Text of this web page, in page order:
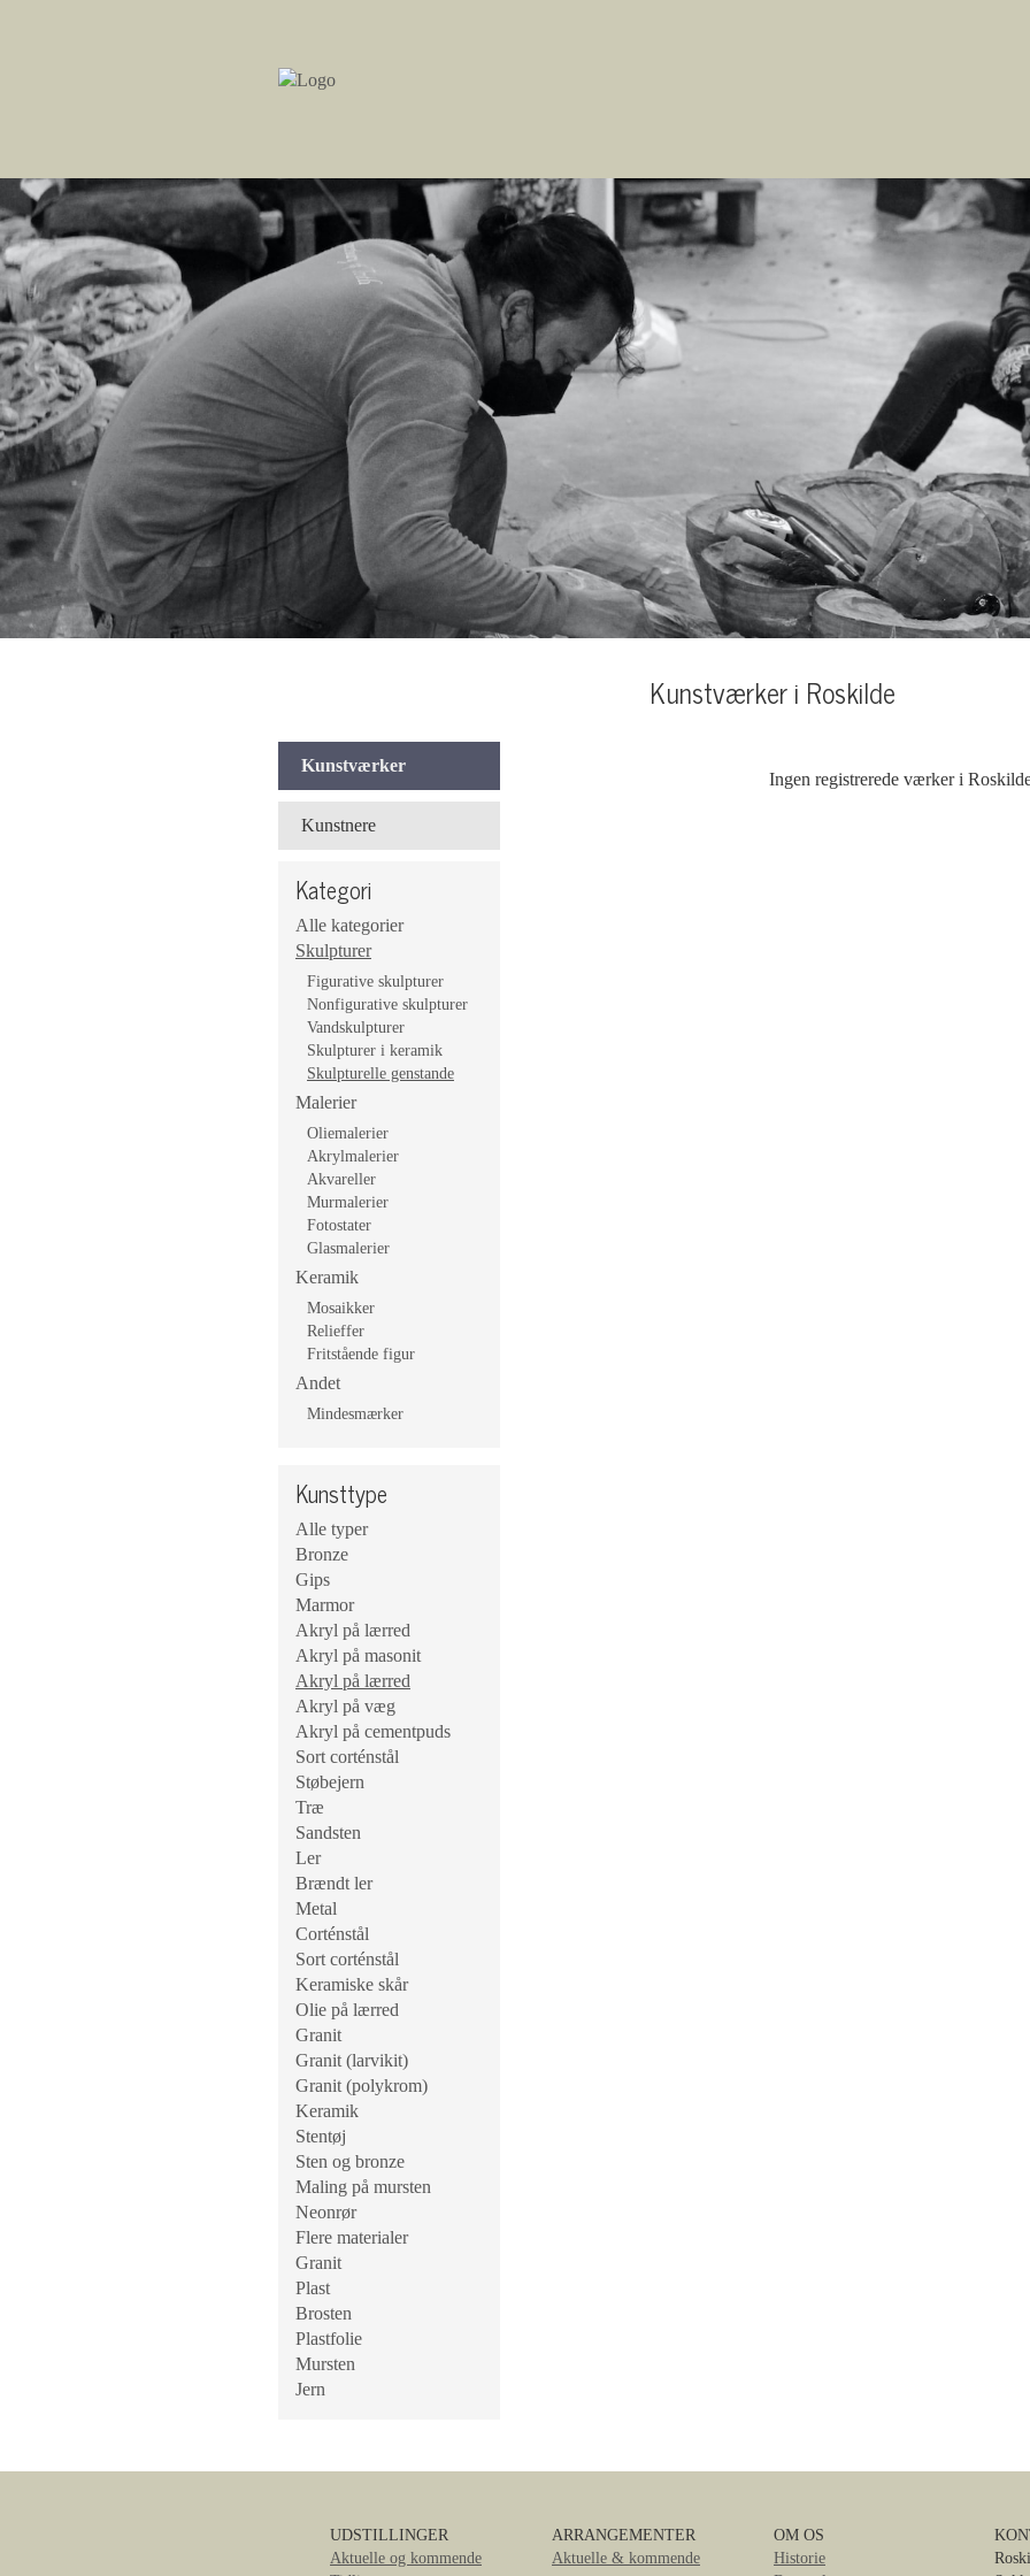
Kunstværker i Roskilde
Kunstværker
Kunstnere
Kategori
Alle kategorier
Skulpturer
Figurative skulpturer
Nonfigurative skulpturer
Vandskulpturer
Skulpturer i keramik
Skulpturelle genstande
Malerier
Oliemalerier
Akrylmalerier
Akvareller
Murmalerier
Fotostater
Glasmalerier
Keramik
Mosaikker
Relieffer
Fritstående figur
Andet
Mindesmærker
Kunsttype
Alle typer
Bronze
Gips
Marmor
Akryl på lærred
Akryl på masonit
Akryl på lærred
Akryl på væg
Akryl på cementpuds
Sort corténstål
Støbejern
Træ
Sandsten
Ler
Brændt ler
Metal
Corténstål
Sort corténstål
Keramiske skår
Olie på lærred
Granit
Granit (larvikit)
Granit (polykrom)
Keramik
Stentøj
Sten og bronze
Maling på mursten
Neonrør
Flere materialer
Granit
Plast
Brosten
Plastfolie
Mursten
Jern
Ingen registrerede værker i
UDSTILLINGER
Aktuelle og kommende
ARRANGEMENTER
Aktuelle & kommende
OM OS
Historie